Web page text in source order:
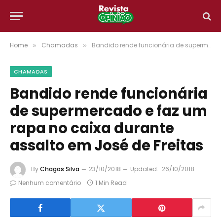
Home » Chamadas » Bandido rende funcionária de supermercado e faz um rapa no caixa durante assalto em José de Freitas
CHAMADAS
Bandido rende funcionária
de supermercado e faz um
rapa no caixa durante
assalto em José de Freitas
ByChagas Silva 23/10/2018 Updated: 26/10/2018
Nenhum comentário
1 Min Read